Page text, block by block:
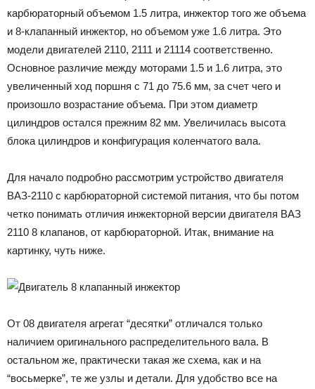
карбюраторный объемом 1.5 литра, инжектор того же объема
и 8-клапанный инжектор, но объемом уже 1.6 литра. Это
модели двигателей 2110, 2111 и 21114 соответственно.
Основное различие между моторами 1.5 и 1.6 литра, это
увеличенный ход поршня с 71 до 75.6 мм, за счет чего и
произошло возрастание объема. При этом диаметр
цилиндров остался прежним 82 мм. Увеличилась высота
блока цилиндров и конфигурация коленчатого вала.
Для начало подробно рассмотрим устройство двигателя
ВАЗ-2110 с карбюраторной системой питания, что бы потом
четко понимать отличия инжекторной версии двигателя ВАЗ
2110 8 клапанов, от карбюраторной. Итак, внимание на
картинку, чуть ниже.
От 08 двигателя агрегат “десятки” отличался только
наличием оригинального распределительного вала. В
остальном же, практически такая же схема, как и на
“восьмерке”, те же узлы и детали. Для удобство все на